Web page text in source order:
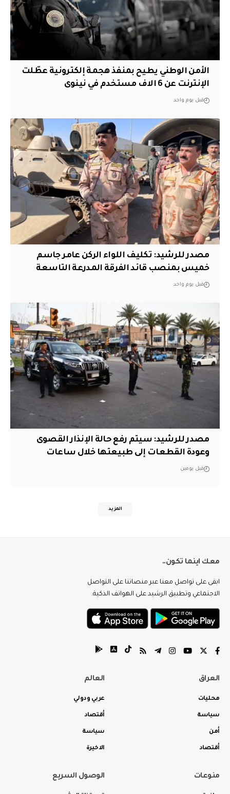
الأمن الوطني يطيح بمنفذ هجمة إلكترونية عطّلت
الإنترنت عن 6 الاف مستخدم في نينوى
قبل يوم واحد
مصدر للرشيد: تكليف اللواء الركن عامر جاسم
خميس بمنصب قائد الفرقة المدرعة التاسعة
قبل يوم واحد
مصدر للرشيد: سيتم رفع حالة الإنذار القصوى
وعودة القطعات إلى طبيعتها خلال ساعات
قبل يومين
المزيد
معك اينما تكون..
ابقى على تواصل معنا عبر منصاتنا على التواصل
الاجتماعي وتطبيق الرشيد على الهواتف الذكية.
العراق
محليات
سياسة
أمن
أقتصاد
العالم
عربي ودولي
أقتصاد
سياسة
الاخيرة
منوعات الوصول السريع